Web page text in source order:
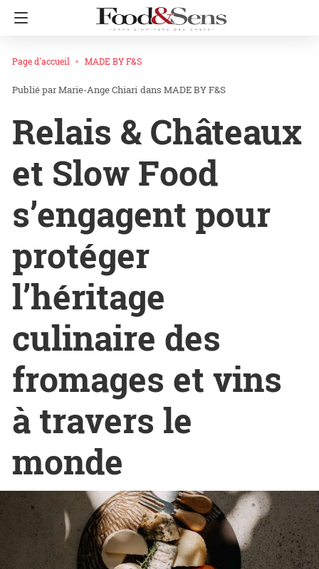
Page d'accueil MADE BY F&S
Marie-Ange Chiari dans MADE BY F&S
Relais & Châteaux
et Slow Food
s’engagent pour
protéger
l’héritage
culinaire des
fromages et vins
à travers le
monde